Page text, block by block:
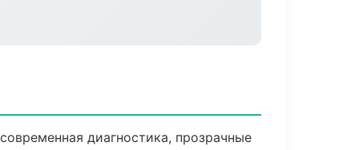
диагностика, прозрачные